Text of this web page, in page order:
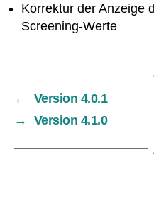
Korrektur der Anzeige
Screening-Werte
←
Version 4.0.1
→
Version 4.1.0